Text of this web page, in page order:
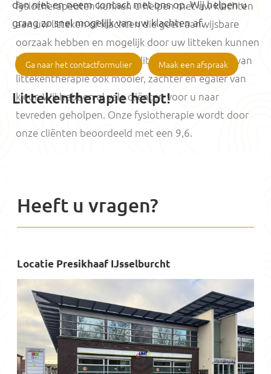
fysiotherapeuten kunnen u helpen met uw klachten
aan uw litteken of klachten die geen aanwijsbare
oorzaak hebben en mogelijk door uw litteken kunnen
komen. Daarnaast wordt u litteken door middel van
littekentherapie ook mooier, zachter en egaler van
kleur. Wij hebben al vele cliënten voor u naar
tevreden geholpen. Onze fysiotherapie wordt door
onze cliënten beoordeeld met een 9,6.
dan niet en neem contact met ons op. Wij helpen u
graag zo snel mogelijk van uw klachten af.
Ga naar het contactformulier Maak een afspraak
Littekentherapie helpt!
Heeft u vragen?
Locatie Presikhaaf IJsselburcht